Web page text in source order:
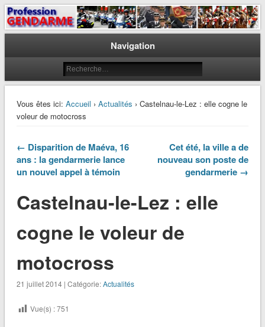
Profession Gendarme
Le journal des gendarmes
Navigation
Vous êtes ici: Accueil › Actualités › Castelnau-le-Lez : elle cogne le
voleur de motocross
← Disparition de Maéva, 16
ans : la gendarmerie lance
un nouvel appel à témoin
Cet été, la ville a de
nouveau son poste de
gendarmerie →
Castelnau-le-Lez : elle
cogne le voleur de
motocross
21 juillet 2014 | Catégorie:Actualités
Vue(s) :751